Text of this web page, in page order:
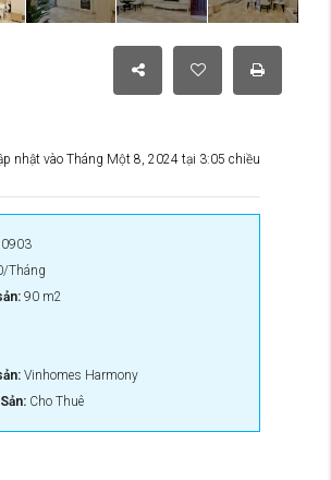
nhật vào Tháng Một 8, 2024 tại 3:05 chiều
Tháng
90 m2
Vinhomes Harmony
Cho Thuê